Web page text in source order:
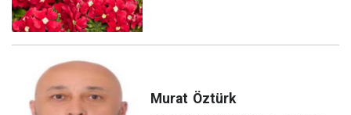
Murat Öztürk